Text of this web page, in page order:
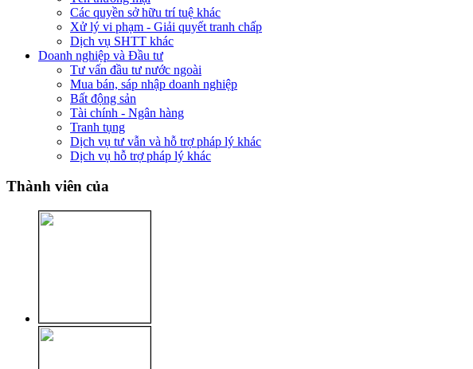
Các quyền sở hữu trí tuệ khác
Xử lý vi phạm - Giải quyết tranh chấp
Dịch vụ SHTT khác
Doanh nghiệp và Đầu tư
Tư vấn đầu tư nước ngoài
Mua bán, sáp nhập doanh nghiệp
Bất động sản
Tài chính - Ngân hàng
Tranh tụng
Dịch vụ tư vẫn và hỗ trợ pháp lý khác
Dịch vụ hỗ trợ pháp lý khác
Thành viên của